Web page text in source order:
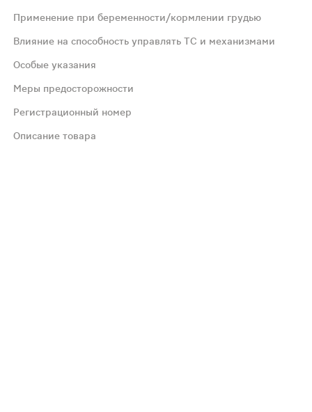
8 ч). Детям от 6 до 18 лет: 200 мг
препарата, детский возраст до 3 лет,
реакций, лекарственными препаратами,
Применение при беременности/кормлении грудью
Влияние на способность управлять ТС и механизмами
Особые указания
Меры предосторожности
Регистрационный номер
Описание товара